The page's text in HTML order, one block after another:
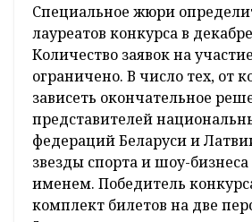
Специальное жюри
лауреатов конкурса в
Количество заявок на
ограничено. В число тех, от
зависеть окончательное
представителей
федераций Беларуси и
звезды спорта и шоу-
именем. Победитель
комплект билетов на две